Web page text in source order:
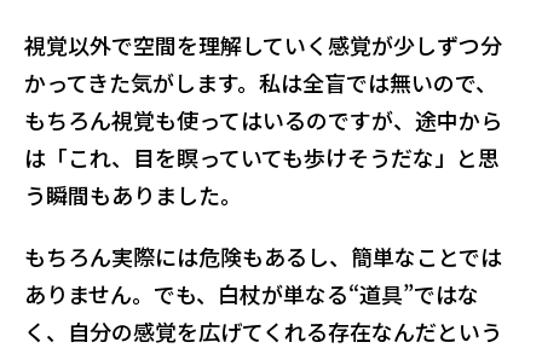
視覚以外で空間を理解していく感覚が少しずつ分
かってきた気がします。私は全盲では無いので、
もちろん視覚も使ってはいるのですが、途中から
は「これ、目を瞑っていても歩けそうだな」と思
う瞬間もありました。
もちろん実際には危険もあるし、簡単なことでは
ありません。でも、白杖が単なる“道具”ではな
く、自分の感覚を広げてくれる存在なんだという